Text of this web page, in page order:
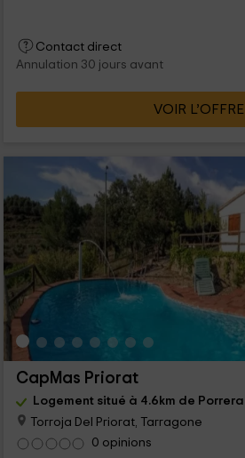
Contact direct
Annulation 30 jours avant
VOIR L’OFFRE
CapMas Priorat
Logement situé à 4.6km de Porrera
Torroja Del Priorat, Tarragone
0 opinions